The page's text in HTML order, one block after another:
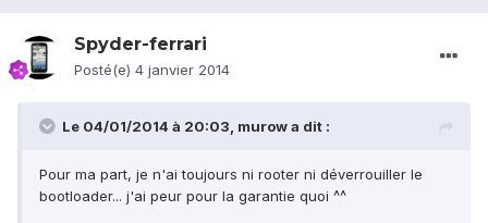
Spyder-ferrari
Posté(e) 4 janvier 2014
Le 04/01/2014 à 20:03, murow a dit :
Pour ma part, je n'ai toujours ni rooter ni déverrouiller le
bootloader... j'ai peur pour la garantie quoi ^^